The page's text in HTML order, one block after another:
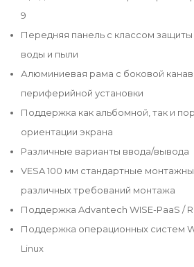
9
Передняя панель с классом защиты
воды и пыли
Алюминиевая рама с боковой
периферийной установки
Поддержка как альбомной, так и
ориентации экрана
Различные варианты ввода/вывода
VESA 100 мм стандартные
различных требований монтажа
Поддержка Advantech WISE-PaaS /
Поддержка операционных систем
Linux